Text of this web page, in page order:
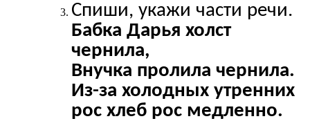
Спиши, укажи части речи.
Бабка Дарья холст
чернила,
Внучка пролила чернила.
Из-за холодных утренних
рос хлеб рос медленно.